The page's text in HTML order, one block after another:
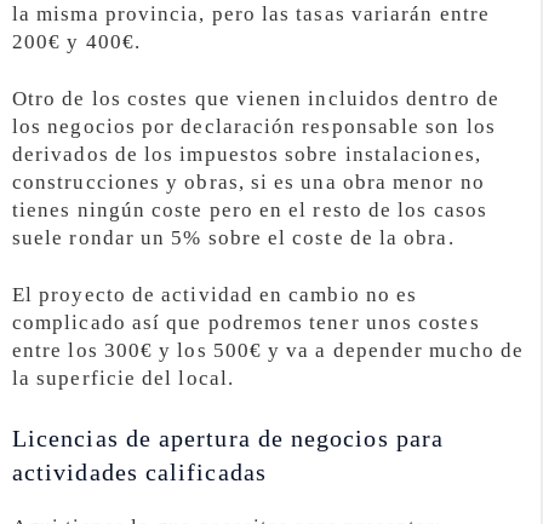
la misma provincia, pero las tasas variarán entre
200€ y 400€.
Otro de los costes que vienen incluidos dentro de
los negocios por declaración responsable son los
derivados de los impuestos sobre instalaciones,
construcciones y obras, si es una obra menor no
tienes ningún coste pero en el resto de los casos
suele rondar un 5% sobre el coste de la obra.
El proyecto de actividad en cambio no es
complicado así que podremos tener unos costes
entre los 300€ y los 500€ y va a depender mucho de
la superficie del local.
Licencias de apertura de negocios para
actividades calificadas